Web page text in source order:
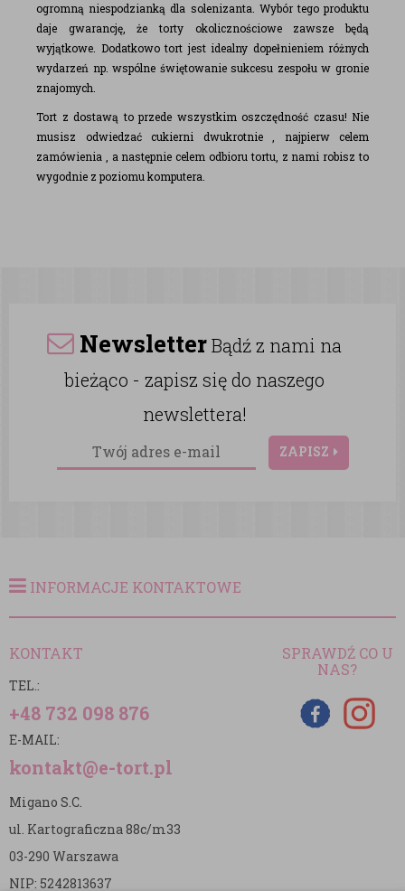
ogromną niespodzianką dla solenizanta. Wybór tego produktu
daje gwarancję, że torty okolicznościowe zawsze będą
wyjątkowe. Dodatkowo tort jest idealny dopełnieniem różnych
wydarzeń np. wspólne świętowanie sukcesu zespołu w gronie
znajomych.
Tort z dostawą to przede wszystkim oszczędność czasu! Nie
musisz odwiedzać cukierni dwukrotnie , najpierw celem
zamówienia , a następnie celem odbioru tortu, z nami robisz to
wygodnie z poziomu komputera.
NewsletterBądź z nami na
bieżąco - zapisz się do naszego
newslettera!
ZAPISZ
INFORMACJE KONTAKTOWE
KONTAKT
TEL.:
+48 732 098 876
E-MAIL:
kontakt@e-tort.pl
Migano S.C.
ul. Kartograficzna 88c/m33
03-290 Warszawa
NIP: 5242813637
SPRAWDŹ CO U
NAS?